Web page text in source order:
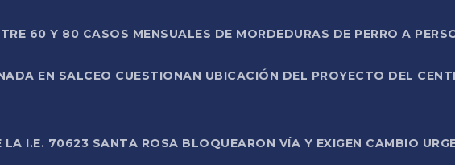
60 Y 80 CASOS MENSUALES DE MORDEDURAS DE PERRO A
EN SALCEO CUESTIONAN UBICACIÓN DEL PROYECTO DEL
LA I.E. 70623 SANTA ROSA BLOQUEARON VÍA Y EXIGEN CAMBIO